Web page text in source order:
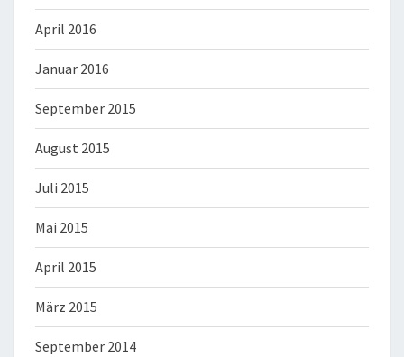
April 2016
Januar 2016
September 2015
August 2015
Juli 2015
Mai 2015
April 2015
März 2015
September 2014